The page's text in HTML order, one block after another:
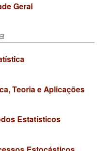
Geral
Teoria e Aplicações
Estatísticos